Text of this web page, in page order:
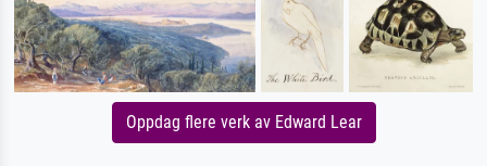
Oppdag flere verk av Edward Lear